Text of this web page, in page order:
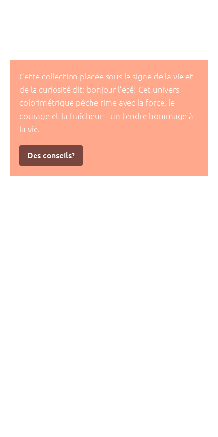
Cette collection placée sous le signe de la vie et
de la curiosité dit: bonjour l’été! Cet univers
colorimétrique pêche rime avec la force, le
courage et la fraîcheur – un tendre hommage à
la vie.
Des conseils?